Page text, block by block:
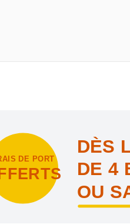
DE PORT
DÈS
DE 4
OU